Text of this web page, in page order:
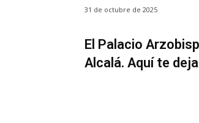
31 de octubre de 2025
El Palacio
Alcalá. Aquí te